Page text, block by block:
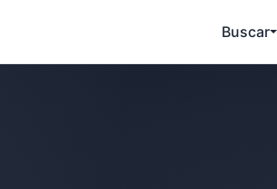
Buscar